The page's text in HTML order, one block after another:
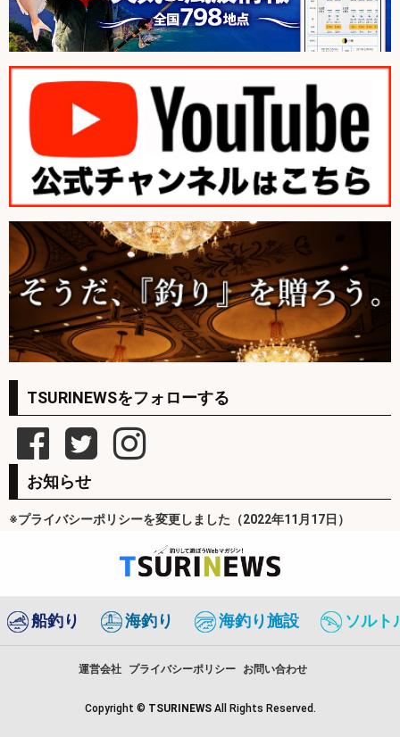
TSURINEWSをフォローする
お知らせ
※プライバシーポリシーを変更しました（2022年11月17日）
船釣り 海釣り 海釣り施設 ソルト
運営会社 プライバシーポリシー お問い合わせ
Copyright © TSURINEWS All Rights Reserved.